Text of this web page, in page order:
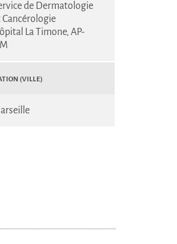
de Dermatologie
Cancérologie
La Timone, AP-
(Ville)